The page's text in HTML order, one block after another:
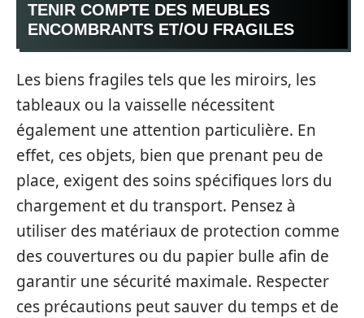
TENIR COMPTE DES MEUBLES
ENCOMBRANTS ET/OU FRAGILES
Les biens fragiles tels que les miroirs, les
tableaux ou la vaisselle nécessitent
également une attention particulière. En
effet, ces objets, bien que prenant peu de
place, exigent des soins spécifiques lors du
chargement et du transport. Pensez à
utiliser des matériaux de protection comme
des couvertures ou du papier bulle afin de
garantir une sécurité maximale. Respecter
ces précautions peut sauver du temps et de